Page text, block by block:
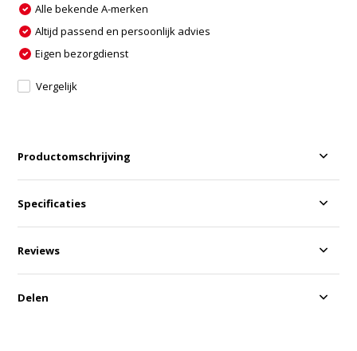
Alle bekende A-merken
Altijd passend en persoonlijk advies
Eigen bezorgdienst
Vergelijk
Productomschrijving
Specificaties
Reviews
Delen